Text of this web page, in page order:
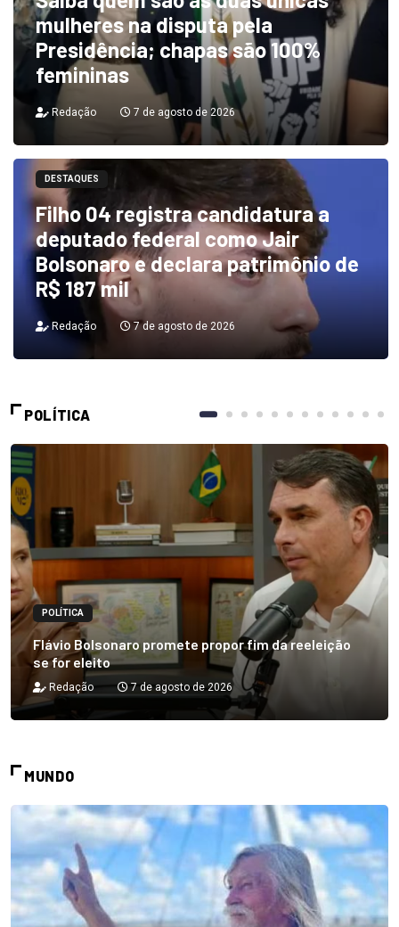
mulheres na disputa pela
Presidência; chapas são 100%
femininas
Redação 7 de agosto de 2026
DESTAQUES
Filho 04 registra candidatura a
deputado federal como Jair
Bolsonaro e declara patrimônio de
R$ 187 mil
Redação 7 de agosto de 2026
POLÍTICA
POLÍTICA
Flávio Bolsonaro promete propor fim da reeleição
se for eleito
Redação 7 de agosto de 2026
MUNDO